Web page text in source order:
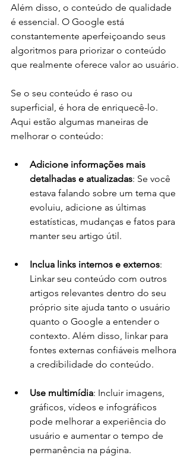
Além disso, o conteúdo de qualidade
é essencial. O Google está
constantemente aperfeiçoando seus
algoritmos para priorizar o conteúdo
que realmente oferece valor ao usuário.
Se o seu conteúdo é raso ou
superficial, é hora de enriquecê-lo.
Aqui estão algumas maneiras de
melhorar o conteúdo:
Adicione informações mais
detalhadas e atualizadas: Se você
estava falando sobre um tema que
evoluiu, adicione as últimas
estatísticas, mudanças e fatos para
manter seu artigo útil.
Inclua links internos e externos:
Linkar seu conteúdo com outros
artigos relevantes dentro do seu
próprio site ajuda tanto o usuário
quanto o Google a entender o
contexto. Além disso, linkar para
fontes externas confiáveis melhora
a credibilidade do conteúdo.
Use multimídia: Incluir imagens,
gráficos, vídeos e infográficos
pode melhorar a experiência do
usuário e aumentar o tempo de
permanência na página.